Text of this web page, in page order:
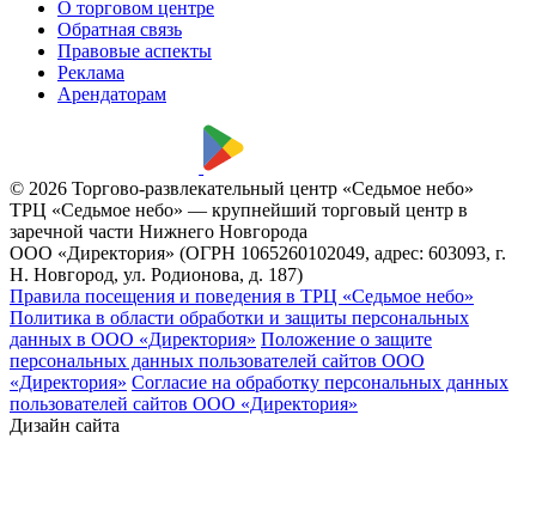
О торговом центре
Обратная связь
Правовые аспекты
Реклама
Арендаторам
© 2026 Торгово-развлекательный центр «Седьмое небо»
ТРЦ «Седьмое небо» — крупнейший торговый центр в
заречной части Нижнего Новгорода
ООО «Директория» (ОГРН 1065260102049, адрес: 603093, г.
Н. Новгород, ул. Родионова, д. 187)
Правила посещения и поведения в ТРЦ «Седьмое небо»
Политика в области обработки и защиты персональных
данных в ООО «Директория» Положение о защите
персональных данных пользователей сайтов ООО
«Директория» Согласие на обработку персональных данных
пользователей сайтов ООО «Директория»
Дизайн сайта